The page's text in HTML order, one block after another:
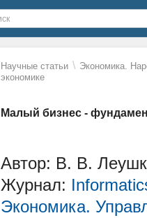
Научные статьи \ Экономика.
экономике
Малый бизнес -
Автор: В. В.
Журнал:
Экономика.